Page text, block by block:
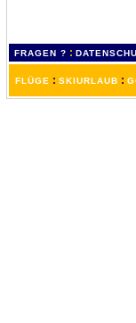
FRAGEN ? :
FLÜGE : SKIURLAUB :